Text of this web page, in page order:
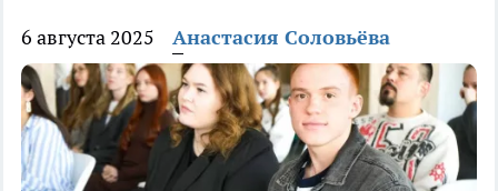
6 августа 2025 Анастасия Соловьёва